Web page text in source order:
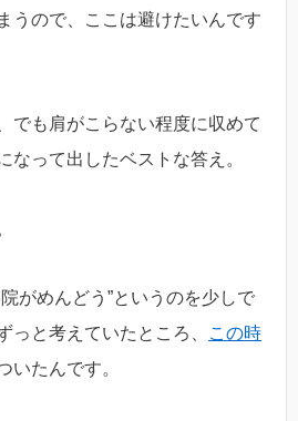
うので、ここは避けたいんです
でも肩がこらない程度に収めて
なって出したベストな答え。
がめんどう”というのを少しで
っと考えていたところ、
この時
いたんです。